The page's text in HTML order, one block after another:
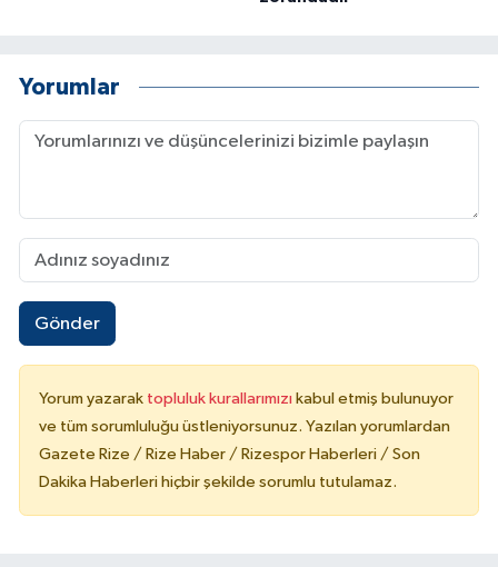
Yorumlar
Gönder
Yorum yazarak topluluk kurallarımızı kabul etmiş bulunuyor
ve tüm sorumluluğu üstleniyorsunuz. Yazılan yorumlardan
Gazete Rize / Rize Haber / Rizespor Haberleri / Son
Dakika Haberleri hiçbir şekilde sorumlu tutulamaz.